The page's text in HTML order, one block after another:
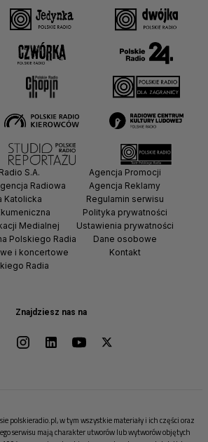
Znajdziesz nas na
S.A.
Radiowa
Katolicka
Medialnej
Polskiego Radia
i koncertowe
Radia
Agencja Promocji
Agencja Reklamy
Regulamin serwisu
Polityka prywatności
Ustawienia prywatności
Dane osobowe
Kontakt
polskieradio.pl, w tym wszystkie materiały i ich części oraz
serwisu mają charakter utworów lub wytworów objętych